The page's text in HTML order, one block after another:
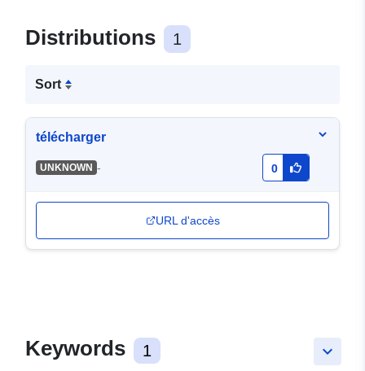
Distributions 1
Sort
télécharger
UNKNOWN - 0
URL d'accès
keyboard_arrow_down
Keywords 1